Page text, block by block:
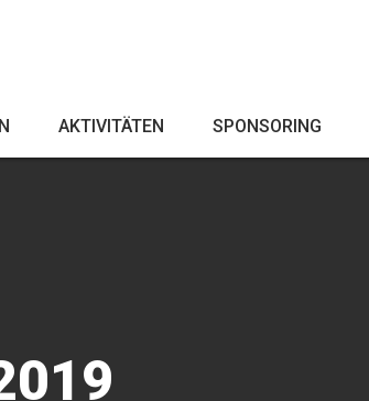
AKTIVITÄTEN SPONSORING